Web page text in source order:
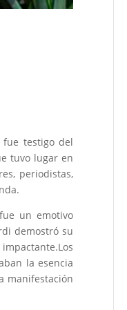
fue testigo del
tuvo lugar en
periodistas,
un emotivo
demostró su
la esencia
manifestación